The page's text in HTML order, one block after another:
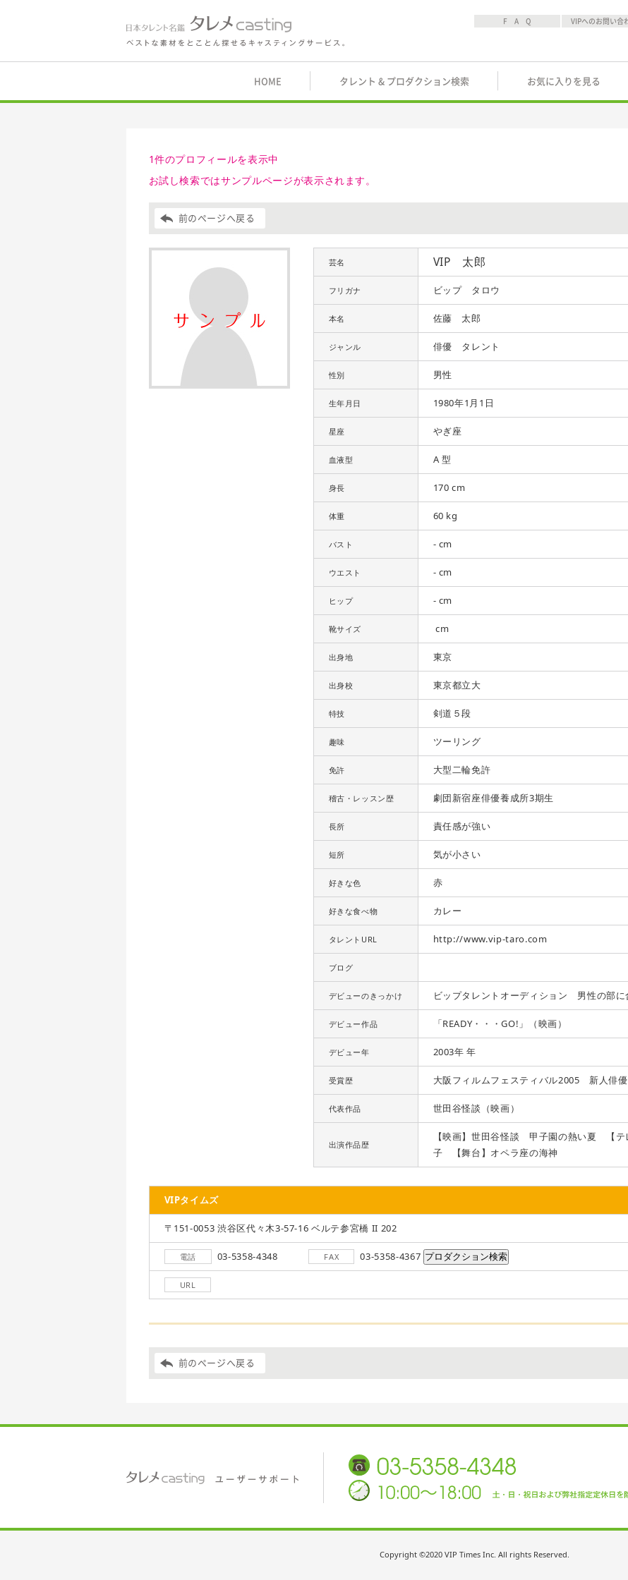
F A Q VIPへのお問い合
HOME タレント & プロダクション検索 お気に入りを見る
1件のプロフィールを表示中
お試し検索ではサンプルページが表示されます。
前のページへ戻る
芸名 VIP 太郎
フリガナ ビップ タロウ
本名 佐藤 太郎
ジャンル 俳優 タレント
性別 男性
生年月日 1980年1月1日
星座 やぎ座
血液型 A 型
身長 170 cm
体重 60 kg
バスト - cm
ウエスト - cm
ヒップ - cm
靴サイズ cm
出身地 東京
出身校 東京都立大
特技 剣道５段
趣味 ツーリング
免許 大型二輪免許
稽古・レッスン歴 劇団新宿座俳優養成所3期生
長所 責任感が強い
短所 気が小さい
好きな色 赤
好きな食べ物 カレー
タレントURL http://www.vip-taro.com
ブログ
デビューのきっかけ ビップタレントオーディション 男性の部に
デビュー作品 「READY・・・GO!」（映画）
デビュー年 2003年 年
受賞歴 大阪フィルムフェスティバル2005 新人俳
代表作品 世田谷怪談（映画）
出演作品歴
【映画】世田谷怪談 甲子園の熱い夏 【テ
子 【舞台】オペラ座の海神
VIPタイムズ
〒151-0053 渋谷区代々木3-57-16 ベルテ参宮橋 II 202
電話 03-5358-4348 FAX 03-5358-4367
URL
前のページへ戻る
Copyright ©2020 VIP Times Inc. All rights Reserved.